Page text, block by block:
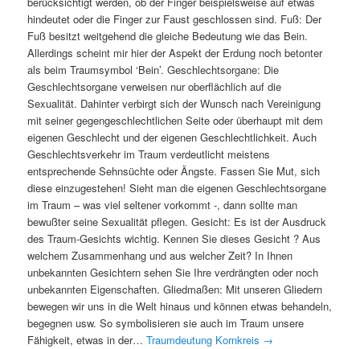
hindeutet oder die Finger zur Faust geschlossen sind. Fuß: Der
Fuß besitzt weitgehend die gleiche Bedeutung wie das Bein.
Allerdings scheint mir hier der Aspekt der Erdung noch betonter
als beim Traumsymbol ‘Bein’. Geschlechtsorgane: Die
Geschlechtsorgane verweisen nur oberflächlich auf die
Sexualität. Dahinter verbirgt sich der Wunsch nach Vereinigung
mit seiner gegengeschlechtlichen Seite oder überhaupt mit dem
eigenen Geschlecht und der eigenen Geschlechtlichkeit. Auch
Geschlechtsverkehr im Traum verdeutlicht meistens
entsprechende Sehnsüchte oder Ängste. Fassen Sie Mut, sich
diese einzugestehen! Sieht man die eigenen Geschlechtsorgane
im Traum – was viel seltener vorkommt -, dann sollte man
bewußter seine Sexualität pflegen. Gesicht: Es ist der Ausdruck
des Traum-Gesichts wichtig. Kennen Sie dieses Gesicht ? Aus
welchem Zusammenhang und aus welcher Zeit? In Ihnen
unbekannten Gesichtern sehen Sie Ihre verdrängten oder noch
unbekannten Eigenschaften. Gliedmaßen: Mit unseren Gliedern
bewegen wir uns in die Welt hinaus und können etwas behandeln,
begegnen usw. So symbolisieren sie auch im Traum unsere
Fähigkeit, etwas in der…Traumdeutung Kornkreis →